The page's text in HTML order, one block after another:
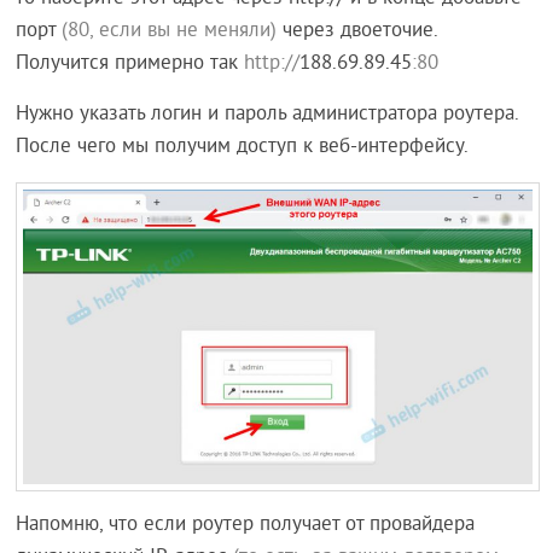
порт (80, если вы не меняли) через двоеточие.
Получится примерно так http://188.69.89.45:80
Нужно указать логин и пароль администратора роутера.
После чего мы получим доступ к веб-интерфейсу.
Напомню, что если роутер получает от провайдера